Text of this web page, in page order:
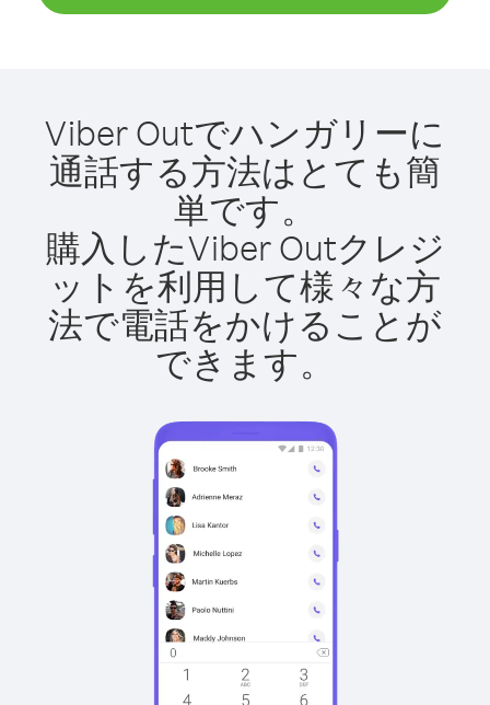
Viber Outでハンガリーに
通話する方法はとても簡
単です。
購入したViber Outクレジ
ットを利用して様々な方
法で電話をかけることが
できます。